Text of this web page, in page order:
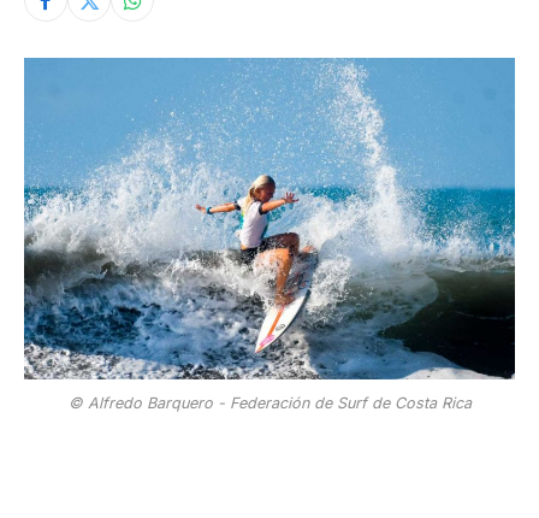
© Alfredo Barquero - Federación de Surf de Costa Rica